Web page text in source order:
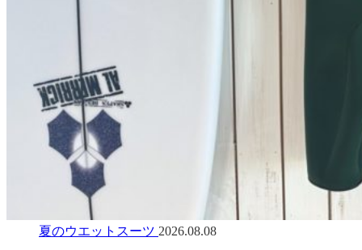
夏のウエットスーツ 2026.08.08